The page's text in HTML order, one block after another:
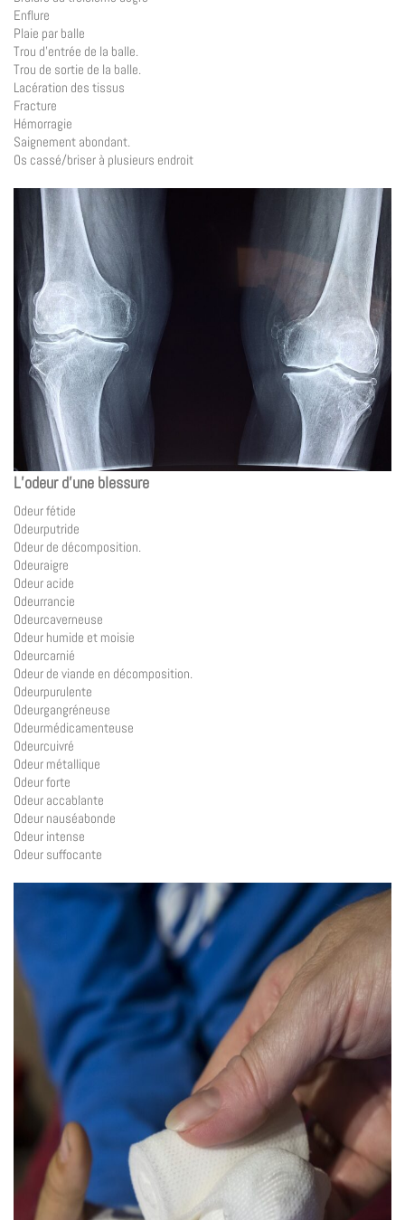
Enflure
Plaie par balle
Trou d’entrée de la balle.
Trou de sortie de la balle.
Lacération des tissus
Fracture
Hémorragie
Saignement abondant.
Os cassé/briser à plusieurs endroit
L’odeur d’une blessure
Odeur fétide
Odeurputride
Odeur de décomposition.
Odeuraigre
Odeur acide
Odeurrancie
Odeurcaverneuse
Odeur humide et moisie
Odeurcarnié
Odeur de viande en décomposition.
Odeurpurulente
Odeurgangréneuse
Odeurmédicamenteuse
Odeurcuivré
Odeur métallique
Odeur forte
Odeur accablante
Odeur nauséabonde
Odeur intense
Odeur suffocante